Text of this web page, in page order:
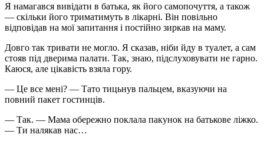
Я намагався вивідати в батька, як його самопочуття, а також
— скільки його триматимуть в лікарні. Він повільно
відповідав на мої запитання і постійно зиркав на маму.
Довго так тривати не могло. Я сказав, ніби йду в туалет, а сам
стояв під дверима палати. Так, знаю, підслуховувати не гарно.
Каюся, але цікавість взяла гору.
— Це все мені? — Тато тицьнув пальцем, вказуючи на
повний пакет гостинців.
— Так. — Мама обережно поклала пакунок на батькове ліжко.
— Ти налякав нас…